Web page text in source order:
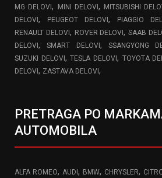
MG DELOVI, MINI DELOVI , MITSUBISHI
DELOVI , PEUGEOT DELOVI , PIAGGIO
RENAULT DELOVI , ROVER DELOVI, SAAB
DELOVI ,SMART DELOVI ,SSANGYONG
SUZUKI DELOVI ,TESLA DELOVI , TOYOTA
DELOVI , ZASTAVA DELOVI ,
PRETRAGA PO
AUTOMOBILA
ALFA ROMEO, AUDI , BMW, CHRYSLER,